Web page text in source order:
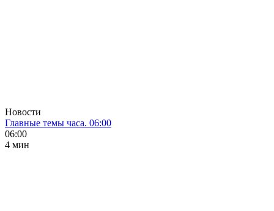
Новости
Главные темы часа. 06:00
06:00
4 мин